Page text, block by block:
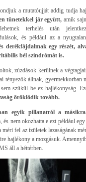
a mutatóujját addig tudja
tünetekkel jár együtt, amik
terhelés után
és például az a
derékfájdalmak egy részét,
bél szindrómát is.
zúzdások kerülnek a
tényezők állnak, gyermekkorban
szűkül be ez hajlékonyság.
öröklődik tovább.
egyik pillanatról a
nem okozhatta e ezt például
méri fel az ízületek lazaságának
hajlékony a mozgásuk.
áll a héttérben.